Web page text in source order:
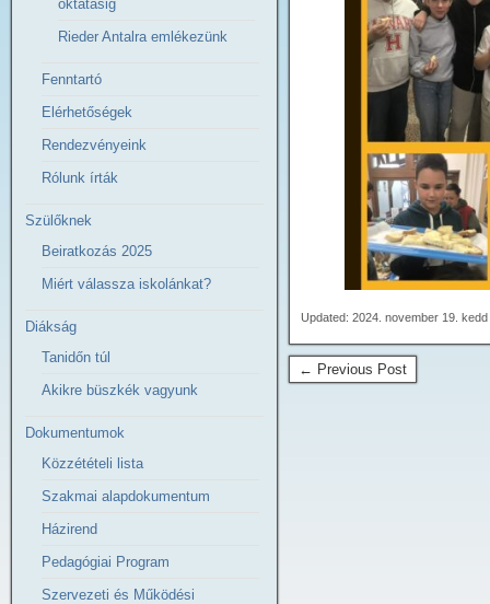
Updated: 2024. november 19.
← Previous Post
oktatásig
Rieder Antalra emlékezünk
Fenntartó
Elérhetőségek
Rendezvényeink
Rólunk írták
Szülőknek
Beiratkozás 2025
Miért válassza iskolánkat?
Diákság
Tanidőn túl
Akikre büszkék vagyunk
Dokumentumok
Közzétételi lista
Szakmai alapdokumentum
Házirend
Pedagógiai Program
Szervezeti és Működési